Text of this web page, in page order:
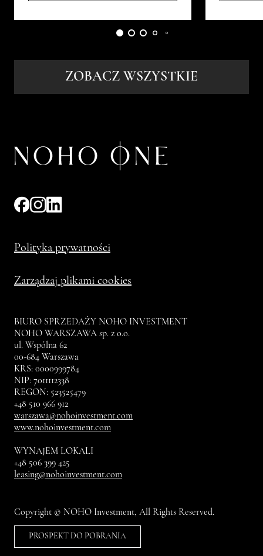
ZOBACZ WSZYSTKIE
Polityka prywatności
Zarządzaj plikami cookies
BIURO SPRZEDAŻY NOHO INVESTMENT
NOHO WARSZAWA sp. z o.o.
ul. Wspólna 62
00-684 Warszawa
KRS: 0000999784
NIP: 7011112338
REGON: 523525479
+48 510 966 912
warszawa@nohoinvestment.com
www.nohoinvestment.com
WYNAJEM LOKALI
+48 506 399 425
leasing@nohoinvestment.com
Copyright © NOHO Investment, All Rights Reserved.
PROSPEKT DO POBRANIA